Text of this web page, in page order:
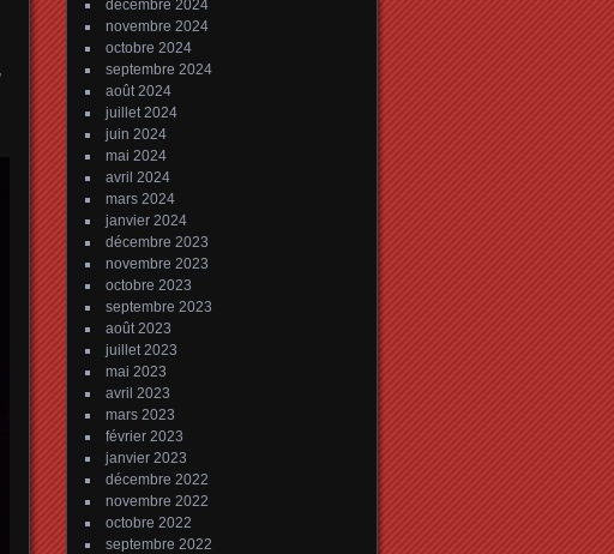
décembre 2024
novembre 2024
octobre 2024
septembre 2024
août 2024
juillet 2024
juin 2024
mai 2024
avril 2024
mars 2024
janvier 2024
décembre 2023
novembre 2023
octobre 2023
septembre 2023
août 2023
juillet 2023
mai 2023
avril 2023
mars 2023
février 2023
janvier 2023
décembre 2022
novembre 2022
octobre 2022
septembre 2022